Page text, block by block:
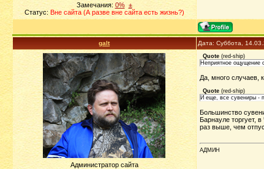
Замечания: 0% ±
Статус:Вне сайта (А разве вне сайта есть жизнь?)
galt Дата: Суббота,
Администратор сайта
Quote(red-ship)
Неприятное ощущение
Да, много случаев,
Quote(red-ship)
И еще, все сувениры -
Большинство
Барнауле торгует,
раз выше, чем
АДМИН